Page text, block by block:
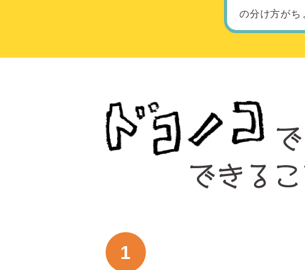
の分け方がち
1